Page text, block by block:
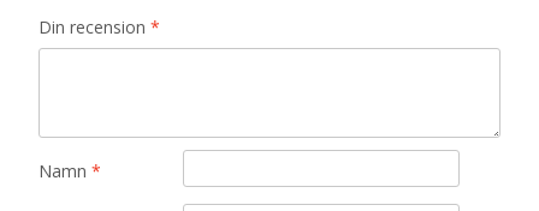
Din recension *
Namn *